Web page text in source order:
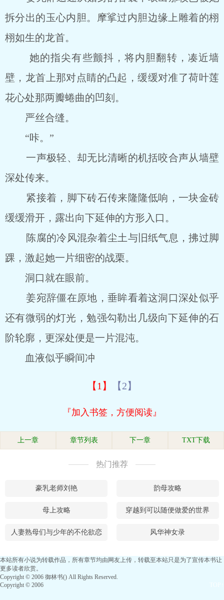
拆分出的玉心内胆。摩挲过内胆边缘上雕着的栩
栩如生的龙首。
她的指尖有些颤抖，将内胆翻转，凑近墙
壁，龙首上那对点睛的凸起，缓缓对准了荷叶莲
花心处那两瓣蜷曲的凹刻。
严丝合缝。
“咔。”
一声极轻、却无比清晰的机括咬合声从墙壁
深处传来。
紧接着，脚下砖石传来隆隆低响，一块金砖
缓缓滑开，露出向下延伸的方形入口。
陈腐的冷风混杂着尘土与旧纸气息，拂过脚
踝，激起她一片细密的战栗。
洞口就在眼前。
姜宛辞僵在原地，垂眸看着这洞口深处似乎
还有微弱的灯光，勉强勾勒出几级向下延伸的石
阶轮廓，更深处便是一片混沌。
血液似乎瞬间冲
【1】 【2】
『加入书签，方便阅读』
上一章 章节列表 下一章 TXT下载
热门推荐
豪乳老师刘艳 韵母攻略
母上攻略 穿越到可以随便做爱的世界
人妻熟母们与少年的不伦欲恋 风华神女录
本站所有小说为转载作品，所有章节均由网友上传，转载至本站只是为了宣传本书让
更多读者欣赏。
Copyright © 2006 御林书() All Rights Reserved.
Copyright © 2006